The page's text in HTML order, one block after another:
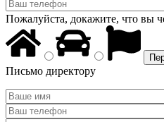
Пожалуйста, докажите, что вы
Письмо директору